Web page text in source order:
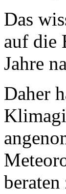
Das
auf die
Jahre
Daher